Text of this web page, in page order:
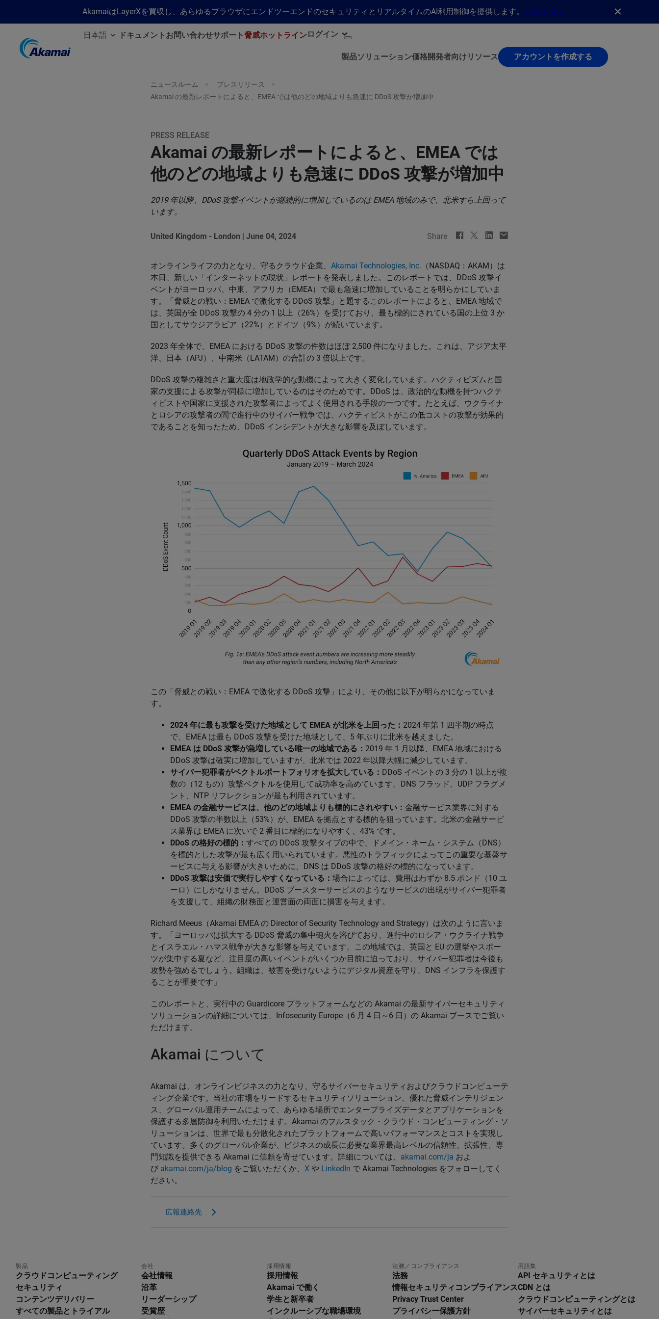
AkamaiはLayerXを買収し、あらゆるブラウザにエンドツーエンドのセキュリティとリアルタイムのAI利用制御を提供します。 詳細を見る
日本語 ドキュメント お問い合わせサポート脅威ホットライン ログイン
製品ソリューション価格開発者向け リソース アカウントを作成する
ニュースルーム
プレスリリース
Akamai の最新レポートによると、EMEA では他のどの地域よりも急速に DDoS 攻撃が増加中
PRESS RELEASE
Akamai の最新レポートによると、EMEA では
他のどの地域よりも急速に DDoS 攻撃が増加中
2019 年以降、DDoS 攻撃イベントが継続的に増加しているのは EMEA 地域のみで、北米すら上回って
います。
United Kingdom - London | June 04, 2024 Share
オンラインライフの力となり、守るクラウド企業、 Akamai Technologies, Inc. （NASDAQ：AKAM）は
本日、新しい「インターネットの現状」レポートを発表しました。このレポートでは、DDoS 攻撃イ
ベントがヨーロッパ、中東、アフリカ（EMEA）で最も急速に増加していることを明らかにしていま
す。「脅威との戦い： EMEA で激化する DDoS 攻撃」と題するこのレポートによると、EMEA 地域で
は、英国が全 DDoS 攻撃の 4 分の 1 以上（26%）を受けており、最も標的にされている国の上位 3 か
国としてサウジアラビア（22%）とドイツ（9%）が続いています。
2023 年全体で、EMEA における DDoS 攻撃の件数はほぼ 2,500 件になりました。これは、アジア太平
洋、日本（APJ）、中南米（LATAM）の合計の 3 倍以上です。
DDoS 攻撃の複雑さと重大度は地政学的な動機によって大きく変化しています。ハクティビズムと国
家の支援による攻撃が同様に増加しているのはそのためです。DDoS は、政治的な動機を持つハクテ
ィビストや国家に支援された攻撃者によってよく使用される手段の一つです。たとえば、ウクライナ
とロシアの攻撃者の間で進行中のサイバー戦争では、ハクティビストがこの低コストの攻撃が効果的
であることを知ったため、DDoS インシデントが大きな影響を及ぼしています。
この「脅威との戦い： EMEA で激化する DDoS 攻撃」により、その他に以下が明らかになっていま
す。
2024 年に最も攻撃を受けた地域として EMEA が北米を上回った： 2024 年第 1 四半期の時点
で、EMEA は最も DDoS 攻撃を受けた地域として、5 年ぶりに北米を越えました。
EMEA は DDoS 攻撃が急増している唯一の地域である： 2019 年 1 月以降、EMEA 地域における
DDoS 攻撃は確実に増加していますが、北米では 2022 年以降大幅に減少しています。
サイバー犯罪者がベクトルポートフォリオを拡大している： DDoS イベントの 3 分の 1 以上が複
数の（12 もの）攻撃ベクトルを使用して成功率を高めています。DNS フラッド、UDP フラグメ
ント、NTP リフレクションが最も利用されています。
EMEA の金融サービスは、他のどの地域よりも標的にされやすい： 金融サービス業界に対する
DDoS 攻撃の半数以上（53%）が、EMEA を拠点とする標的を狙っています。北米の金融サービ
ス業界は EMEA に次いで 2 番目に標的になりやすく、43% です。
DDoS の格好の標的： すべての DDoS 攻撃タイプの中で、ドメイン・ネーム・システム（DNS）
を標的とした攻撃が最も広く用いられています。悪性のトラフィックによってこの重要な基盤サ
ービスに与える影響が大きいために、DNS は DDoS 攻撃の格好の標的になっています。
DDoS 攻撃は安価で実行しやすくなっている： 場合によっては、費用はわずか 8.5 ポンド（10 ユ
ーロ）にしかなりません。DDoS ブースターサービスのようなサービスの出現がサイバー犯罪者
を支援して、組織の財務面と運営面の両面に損害を与えます。
Richard Meeus（Akamai EMEA の Director of Security Technology and Strategy）は次のように言いま
す。「ヨーロッパは拡大する DDoS 脅威の集中砲火を浴びており、進行中のロシア・ウクライナ戦争
とイスラエル・ハマス戦争が大きな影響を与えています。この地域では、英国と EU の選挙やスポー
ツが集中する夏など、注目度の高いイベントがいくつか目前に迫っており、サイバー犯罪者は今後も
攻勢を強めるでしょう。組織は、被害を受けないようにデジタル資産を守り、DNS インフラを保護す
ることが重要です」
このレポートと、実行中の Guardicore プラットフォームなどの Akamai の最新サイバーセキュリティ
ソリューションの詳細については、Infosecurity Europe（6 月 4 日～6 日）の Akamai ブースでご覧い
ただけます。
Akamai について
Akamai は、オンラインビジネスの力となり、守るサイバーセキュリティおよびクラウドコンピューテ
ィング企業です。当社の市場をリードするセキュリティソリューション、優れた脅威インテリジェン
ス、グローバル運用チームによって、あらゆる場所でエンタープライズデータとアプリケーションを
保護する多層防御を利用いただけます。Akamai のフルスタック・クラウド・コンピューティング・ソ
リューションは、世界で最も分散化されたプラットフォームで高いパフォーマンスとコストを実現し
ています。多くのグローバル企業が、ビジネスの成長に必要な業界最高レベルの信頼性、拡張性、専
門知識を提供できる Akamai に信頼を寄せています。詳細については、 akamai.com/ja およ
び akamai.com/ja/blog をご覧いただくか、 X や LinkedIn で Akamai Technologies をフォローしてく
ださい。
広報連絡先
製品
クラウドコンピューティング
セキュリティ
コンテンツデリバリー
すべての製品とトライアル
会社
会社情報
沿革
リーダーシップ
受賞歴
採用情報
採用情報
Akamai で働く
学生と新卒者
インクルーシブな職場環境
法務／コンプライアンス
法務
情報セキュリティコンプライアンス
Privacy Trust Center
プライバシー保護方針
用語集
API セキュリティとは
CDN とは
クラウドコンピューティングとは
サイバーセキュリティとは